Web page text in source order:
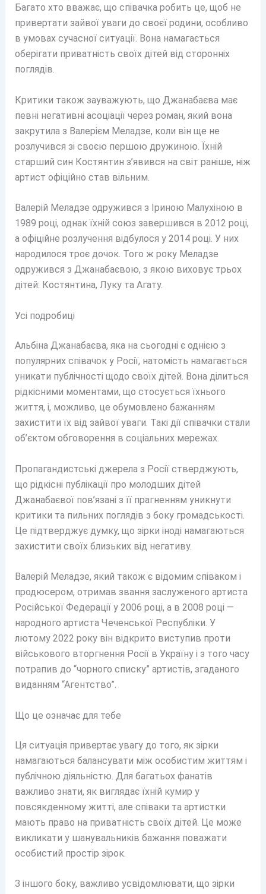
Багато хто вважає, що співачка робить це, щоб не
привертати зайвої уваги до своєї родини, особливо
в умовах сучасної ситуації. Вона намагається
оберігати приватність своїх дітей від сторонніх
поглядів.
Критики також зауважують, що Джанабаєва має
певні негативні асоціації через роман, який вона
закрутила з Валерієм Меладзе, коли він ще не
розлучився зі своєю першою дружиною. Їхній
старший син Костянтин з’явився на світ раніше, ніж
артист офіційно став вільним.
Валерій Меладзе одружився з Іриною Малухіною в
1989 році, однак їхній союз завершився в 2012 році,
а офіційне розлучення відбулося у 2014 році. У них
народилося троє дочок. Того ж року Меладзе
одружився з Джанабаєвою, з якою виховує трьох
дітей: Костянтина, Луку та Агату.
Усі подробиці
Альбіна Джанабаєва, яка на сьогодні є однією з
популярних співачок у Росії, натомість намагається
уникати публічності щодо своїх дітей. Вона ділиться
рідкісними моментами, що стосується їхнього
життя, і, можливо, це обумовлено бажанням
захистити їх від зайвої уваги. Такі дії співачки стали
об’єктом обговорення в соціальних мережах.
Пропагандистські джерела з Росії стверджують,
що рідкісні публікації про молодших дітей
Джанабаєвої пов’язані з її прагненням уникнути
критики та пильних поглядів з боку громадськості.
Це підтверджує думку, що зірки іноді намагаються
захистити своїх близьких від негативу.
Валерій Меладзе, який також є відомим співаком і
продюсером, отримав звання заслуженого артиста
Російської Федерації у 2006 році, а в 2008 році —
народного артиста Чеченської Республіки. У
лютому 2022 року він відкрито виступив проти
військового вторгнення Росії в Україну і з того часу
потрапив до “чорного списку” артистів, згаданого
виданням “Агентство”.
Що це означає для тебе
Ця ситуація привертає увагу до того, як зірки
намагаються балансувати між особистим життям і
публічною діяльністю. Для багатьох фанатів
важливо знати, як виглядає їхній кумир у
повсякденному житті, але співаки та артистки
мають право на приватність своїх дітей. Це може
викликати у шанувальників бажання поважати
особистий простір зірок.
З іншого боку, важливо усвідомлювати, що зірки